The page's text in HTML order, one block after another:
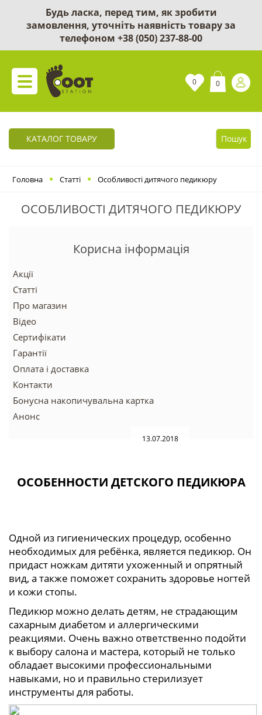
Будь ласка, перед тим, як зробити
замовлення, уточніть наявність товару за
телефоном +38 (050) 237-88-00
0 0
КАТАЛОГ ТОВАРУ Пошук
Головна Статті Особливості дитячого педикюру
ОСОБЛИВОСТІ ДИТЯЧОГО ПЕДИКЮРУ
Корисна інформація
Акції
Статті
Про магазин
Відео
Сертифікати
Гарантії
Оплата і доставка
Контакти
Бонусна накопичувальна картка
Анонс
13.07.2018
ОСОБЕННОСТИ ДЕТСКОГО ПЕДИКЮРА
Одной из гигиенических процедур, особенно
необходимых для ребёнка, является педикюр. Он
придаст ножкам дитяти ухоженный и опрятный
вид, а также поможет сохранить здоровье ногтей
и кожи стопы.
Педикюр можно делать детям, не страдающим
сахарным диабетом и аллергическими
реакциями. Очень важно ответственно подойти
к выбору салона и мастера, который не только
обладает высокими профессиональными
навыками, но и правильно стерилизует
инструменты для работы.